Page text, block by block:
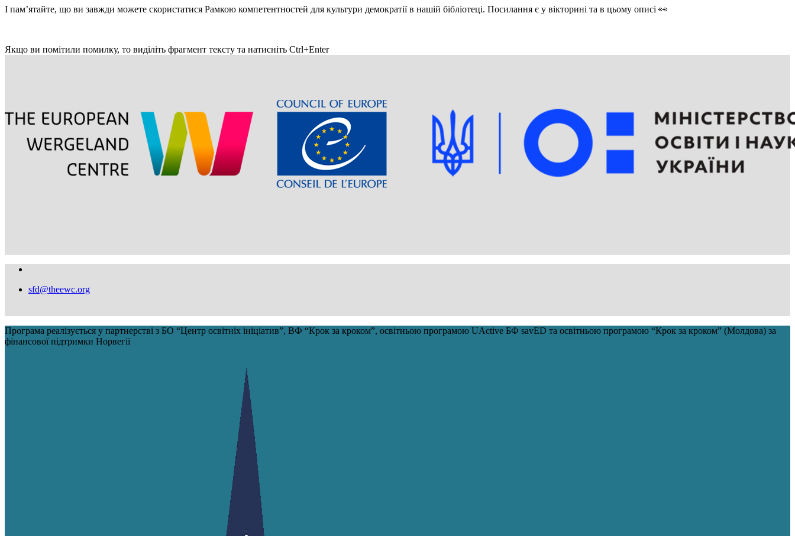
І памʼятайте, що ви завжди можете скористатися Рамкою компетентностей для культури демократії в нашій бібліотеці. Посилання є у вікторині та в цьому описі 👀
Якщо ви помітили помилку, то виділіть фрагмент тексту та натисніть Ctrl+Enter
sfd@theewc.org
Програма реалізується у партнерстві з БО “Центр освітніх ініціатив”, ВФ “Крок за кроком”, освітньою програмою UActive БФ savED та освітньою програмою “Крок за кроком” (Молдова) за
фінансової підтримки Норвегії